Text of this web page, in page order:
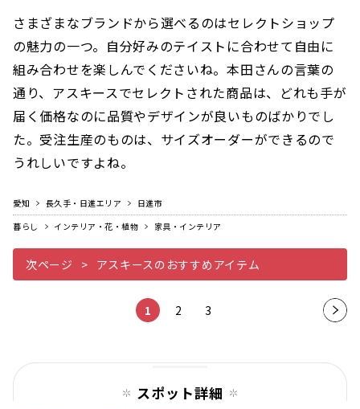
さまざまなブランドから選べるのはセレクトショップ
の魅力の一つ。自分好みのテイストに合わせて自由に
組み合わせを楽しんでくださいね。本田さんの言葉の
通り、アスキースでセレクトされた商品は、どれも手が
届く価格なのに品質やデザインが良いものばかりでし
た。受注生産のものは、サイズオーダーができるので
うれしいですよね。
愛知 長久手・日進エリア
日進市
暮らし
インテリア・花・植物 家具・インテリア
次ページ アスキースのおすすめアイテム
1 2 3
次の
スポット詳細